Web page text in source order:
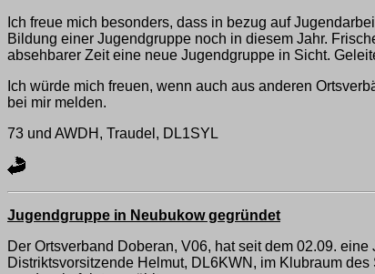
Ich freue mich besonders, dass in bezug auf
Bildung einer Jugendgruppe noch in diesem Jahr.
absehbarer Zeit eine neue Jugendgruppe in Sicht.
Ich würde mich freuen, wenn auch aus anderen
bei mir melden.
73 und AWDH, Traudel, DL1SYL
Jugendgruppe in Neubukow gegründet
Der Ortsverband Doberan, V06, hat seit dem 02.09.
Distriktsvorsitzende Helmut, DL6KWN, im Klubraum